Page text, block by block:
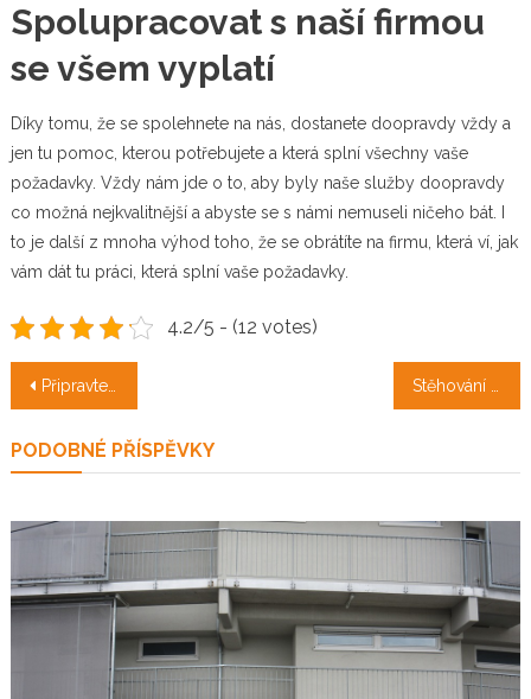
Spolupracovat s naší firmou
se všem vyplatí
Díky tomu, že se spolehnete na nás, dostanete doopravdy vždy a
jen tu pomoc, kterou potřebujete a která splní všechny vaše
požadavky. Vždy nám jde o to, aby byly naše služby doopravdy
co možná nejkvalitnější a abyste se s námi nemuseli ničeho bát. I
to je další z mnoha výhod toho, že se obrátíte na firmu, která ví, jak
vám dát tu práci, která splní vaše požadavky.
4.2/5 - (12 votes)
Navigace
příspěvek
Připravte si opravdovou pochutinu
PODOBNÉ PŘÍSPĚVKY